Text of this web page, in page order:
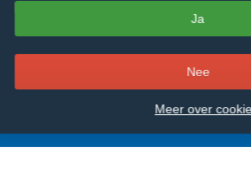
Nieuwsbrief
Ja
Nee
Meer over